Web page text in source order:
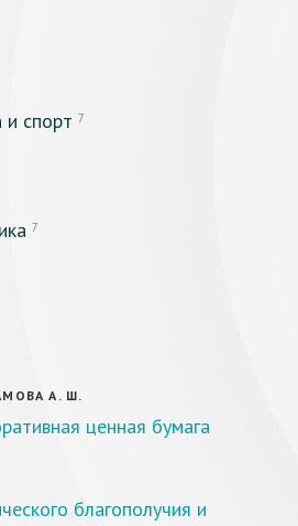
и спорт 7
7
А. Ш.
ценная бумага
благополучия и